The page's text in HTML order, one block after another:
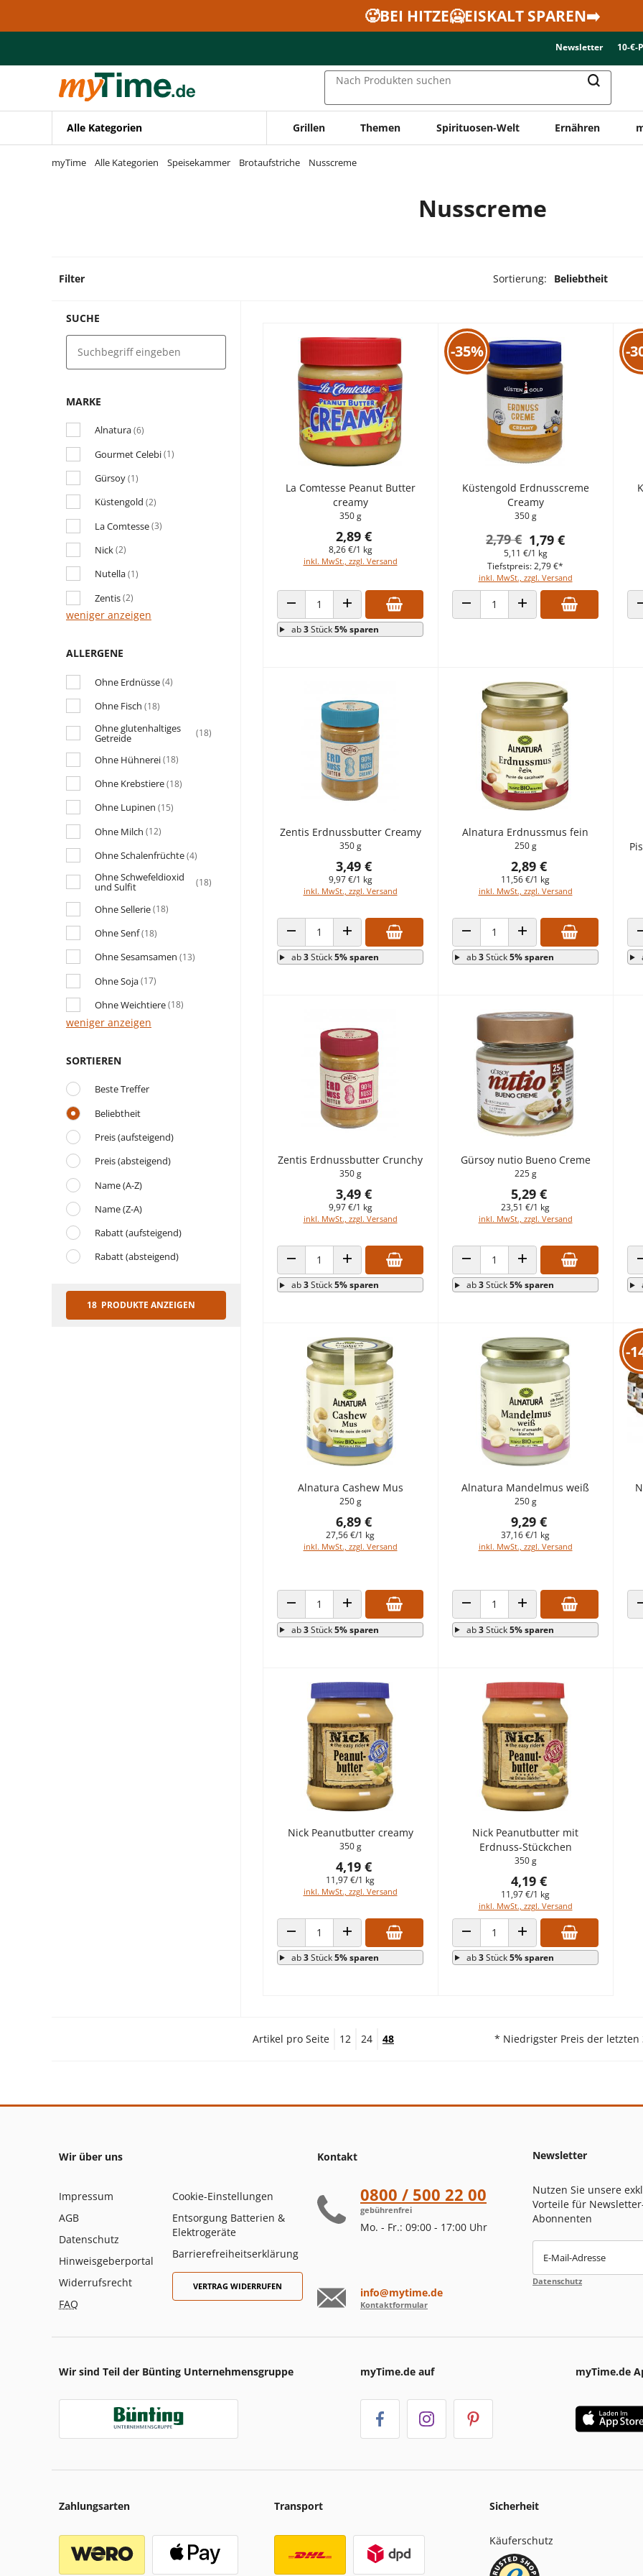
Zur Navigation springen
🥵BEI HITZE🥶EISKALT SPAREN➡️
Newsletter 10-€-
Nach Produkten suchen
Alle Kategorien Grillen Themen Spirituosen-Welt Ernähren
myTime Alle Kategorien Speisekammer Brotaufstriche Nusscreme
Nusscreme
Filter Sortierung: Beliebtheit
SUCHE
MARKE
Alnatura(6)
Gourmet Celebi(1)
Gürsoy(1)
Küstengold (2)
La Comtesse(3)
Nick(2)
Nutella(1)
Zentis(2)
weniger anzeigen
ALLERGENE
Ohne Erdnüsse(4)
Ohne Fisch (18)
Ohne glutenhaltiges
Getreide (18)
Ohne Hühnerei(18)
Ohne Krebstiere(18)
Ohne Lupinen (15)
Ohne Milch (12)
Ohne Schalenfrüchte(4)
Ohne Schwefeldioxid
und Sulfit (18)
Ohne Sellerie(18)
Ohne Senf(18)
Ohne Sesamsamen (13)
Ohne Soja(17)
Ohne Weichtiere(18)
weniger anzeigen
SORTIEREN
Beste Treffer
Beliebtheit
Preis (aufsteigend)
Preis (absteigend)
Name (A-Z)
Name (Z-A)
Rabatt (aufsteigend)
Rabatt (absteigend)
18 PRODUKTE ANZEIGEN
La Comtesse Peanut Butter
creamy
350 g
2,89 €
8,26 €/1 kg
inkl. MwSt., zzgl. Versand
ANZAHL VERRINGERNANZAHL ERHÖHEN
ab3Stück5% sparen
-35%
Küstengold Erdnusscreme
Creamy
350 g
1,79 €
2,79 €
5,11 €/1 kg
inkl. MwSt., zzgl. Versand
Tiefstpreis: 2,79 €*
ANZAHL VERRINGERNANZAHL ERHÖHEN
-
Zentis Erdnussbutter Creamy
350 g
3,49 €
9,97 €/1 kg
inkl. MwSt., zzgl. Versand
ANZAHL VERRINGERNANZAHL ERHÖHEN
ab3Stück5% sparen
Alnatura Erdnussmus fein
250 g
2,89 €
11,56 €/1 kg
inkl. MwSt., zzgl. Versand
ANZAHL VERRINGERNANZAHL ERHÖHEN
ab3Stück5% sparen
Zentis Erdnussbutter Crunchy
350 g
3,49 €
9,97 €/1 kg
inkl. MwSt., zzgl. Versand
ANZAHL VERRINGERNANZAHL ERHÖHEN
ab3Stück5% sparen
Gürsoy nutio Bueno Creme
225 g
5,29 €
23,51 €/1 kg
inkl. MwSt., zzgl. Versand
ANZAHL VERRINGERNANZAHL ERHÖHEN
ab3Stück5% sparen
Alnatura Cashew Mus
250 g
6,89 €
27,56 €/1 kg
inkl. MwSt., zzgl. Versand
ANZAHL VERRINGERNANZAHL ERHÖHEN
ab3Stück5% sparen
Alnatura Mandelmus weiß
250 g
9,29 €
37,16 €/1 kg
inkl. MwSt., zzgl. Versand
ANZAHL VERRINGERNANZAHL ERHÖHEN
ab3Stück5% sparen
-
Nick Peanutbutter creamy
350 g
4,19 €
11,97 €/1 kg
inkl. MwSt., zzgl. Versand
ANZAHL VERRINGERNANZAHL ERHÖHEN
ab3Stück5% sparen
Nick Peanutbutter mit
Erdnuss-Stückchen
350 g
4,19 €
11,97 €/1 kg
inkl. MwSt., zzgl. Versand
ANZAHL VERRINGERNANZAHL ERHÖHEN
ab3Stück5% sparen
Artikel pro Seite 12 24 48 * Niedrigster Preis der letzten
Wir über uns
Impressum
AGB
Datenschutz
Hinweisgeberportal
Widerrufsrecht
FAQ
Cookie-Einstellungen
Entsorgung Batterien &
Elektrogeräte
Barrierefreiheitserklärung
VERTRAG WIDERRUFEN
Kontakt
0800 / 500 22 00
gebührenfrei
Mo. - Fr.: 09:00 - 17:00 Uhr
info@mytime.de
Kontaktformular
Newsletter
Nutzen Sie unsere
Vorteile für
Abonnenten
E-Mail-Adresse
Datenschutz
Wir sind Teil der Bünting Unternehmensgruppe myTime.de auf myTime.de
Zahlungsarten Transport Sicherheit
Käuferschutz